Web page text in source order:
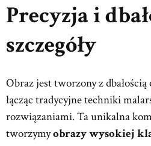
Precyzja i
szczegóły
Obraz jest tworzony z
łącząc tradycyjne techniki
rozwiązaniami. Ta unikalna
tworzymyobrazy wysokiej